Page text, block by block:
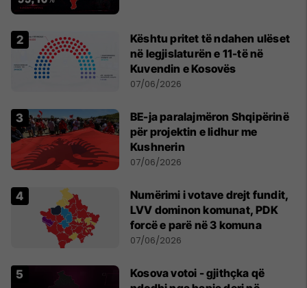
Kështu pritet të ndahen ulëset
në legjislaturën e 11-të në
Kuvendin e Kosovës
07/06/2026
BE-ja paralajmëron Shqipërinë
për projektin e lidhur me
Kushnerin
07/06/2026
Numërimi i votave drejt fundit,
LVV dominon komunat, PDK
forcë e parë në 3 komuna
07/06/2026
Kosova votoi - gjithçka që